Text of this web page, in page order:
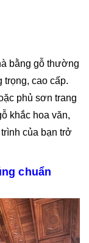
bằng gỗ thường
trọng, cao cấp.
phủ sơn trang
khắc hoa văn,
của bạn trở
chuẩn